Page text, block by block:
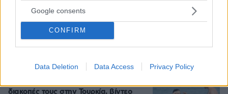
Google consents
CONFIRM
Data Deletion Data Access Privacy Policy
08.08.2026, 09:14 17
Εντυπωσιάζει με την εμφάνισή της η
διακοπές τους στην Τουρκία, βίντεο